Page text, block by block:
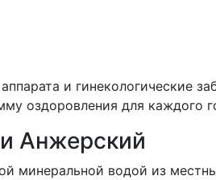
и гинекологические
оздоровления для каждого
Анжерский
минеральной водой из